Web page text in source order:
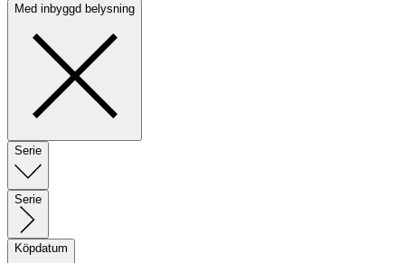
Med inbyggd belysning
Serie
Serie
Köpdatum